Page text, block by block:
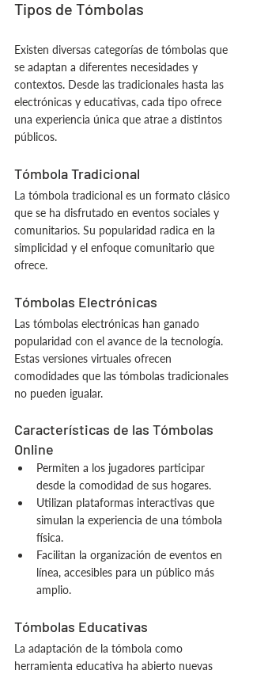
Tipos de Tómbolas
Existen diversas categorías de tómbolas que
se adaptan a diferentes necesidades y
contextos. Desde las tradicionales hasta las
electrónicas y educativas, cada tipo ofrece
una experiencia única que atrae a distintos
públicos.
Tómbola Tradicional
La tómbola tradicional es un formato clásico
que se ha disfrutado en eventos sociales y
comunitarios. Su popularidad radica en la
simplicidad y el enfoque comunitario que
ofrece.
Tómbolas Electrónicas
Las tómbolas electrónicas han ganado
popularidad con el avance de la tecnología.
Estas versiones virtuales ofrecen
comodidades que las tómbolas tradicionales
no pueden igualar.
Características de las Tómbolas
Online
Permiten a los jugadores participar
desde la comodidad de sus hogares.
Utilizan plataformas interactivas que
simulan la experiencia de una tómbola
física.
Facilitan la organización de eventos en
línea, accesibles para un público más
amplio.
Tómbolas Educativas
La adaptación de la tómbola como
herramienta educativa ha abierto nuevas